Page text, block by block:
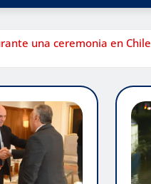
una ceremonia en Chile